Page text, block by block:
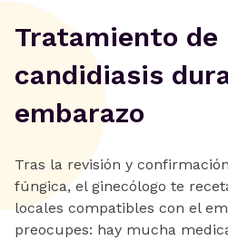
Tratamiento de
candidiasis
embarazo
Tras la revisión y
fúngica, el ginecólogo te
locales compatibles con el
preocupes: hay mucha